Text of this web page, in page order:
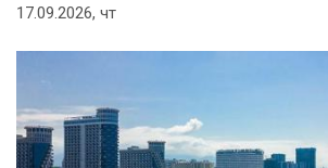
17.09.2026, чт